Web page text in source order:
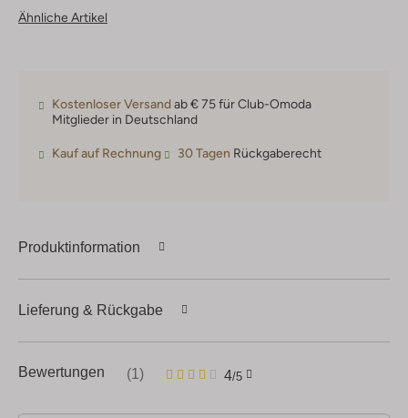
Ähnliche Artikel
Kostenloser Versandab € 75 für Club-Omoda
Mitglieder in Deutschland
Kauf auf Rechnung 30 Tagen Rückgaberecht
Produktinformation
Bewertungen (1) 4/5
1
4
Lieferung & Rückgabe